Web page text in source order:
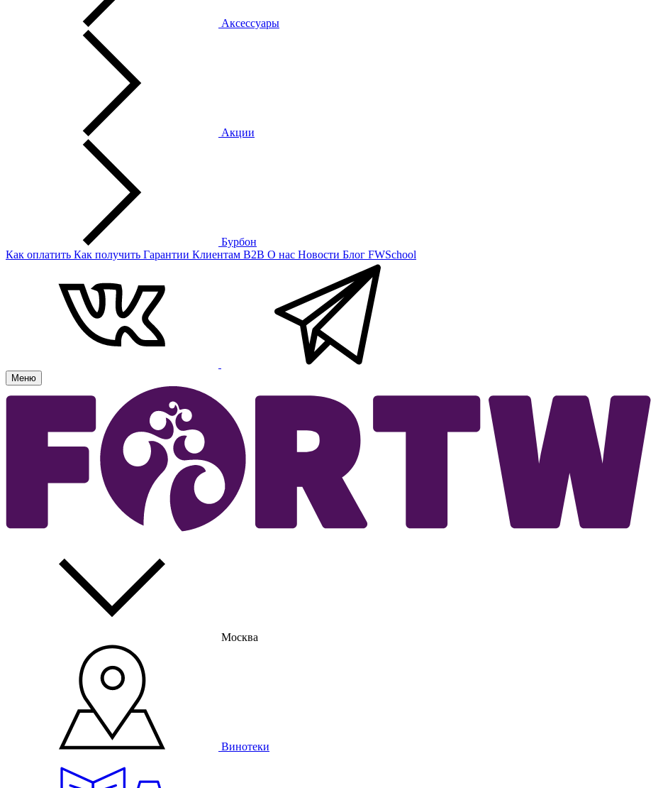
Аксессуары
Акции
Бурбон
Как оплатить Как получить Гарантии Клиентам B2B О нас Новости Блог FWSchool
Меню
Москва
Винотеки